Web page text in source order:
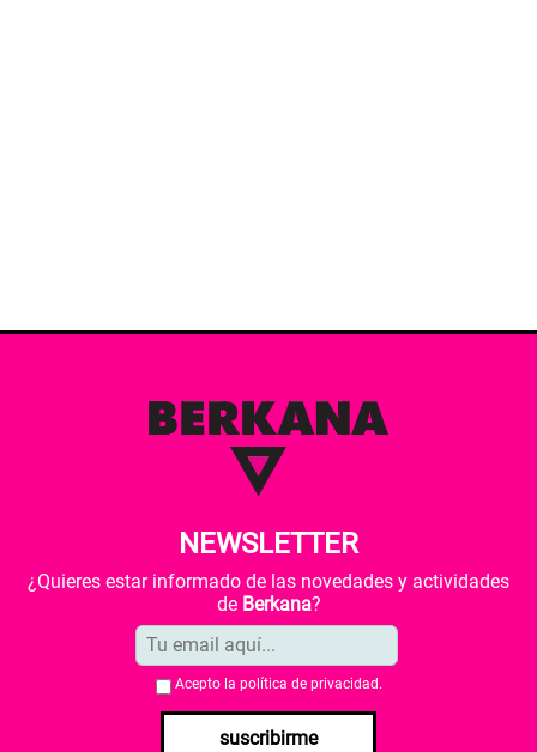
NEWSLETTER
¿Quieres estar informado de las novedades y actividades
de Berkana?
Acepto la política de privacidad .
suscribirme